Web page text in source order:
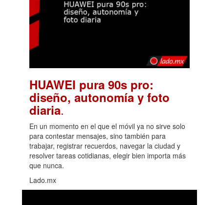
HUAWEI pura 90s pro:
diseño, autonomía y foto
diaria.
En un momento en el que el móvil ya no sirve solo
para contestar mensajes, sino también para
trabajar, registrar recuerdos, navegar la ciudad y
resolver tareas cotidianas, elegir bien importa más
que nunca.
Lado.mx